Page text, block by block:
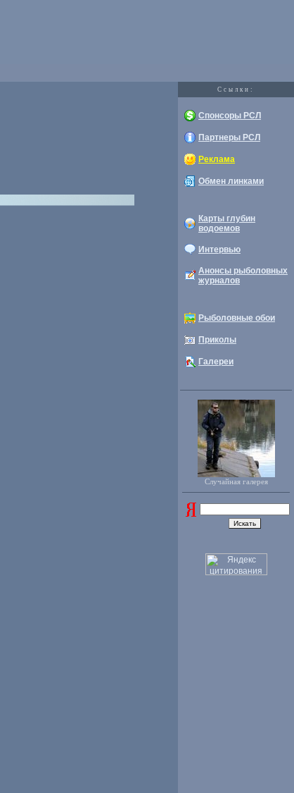
Cсылки:
Спонсоры РСЛ
Партнеры РСЛ
Реклама
Обмен линками
Карты глубин
водоемов
Интервью
Анонсы рыболовных
журналов
Рыболовные обои
Приколы
Галереи
Случайная галерея